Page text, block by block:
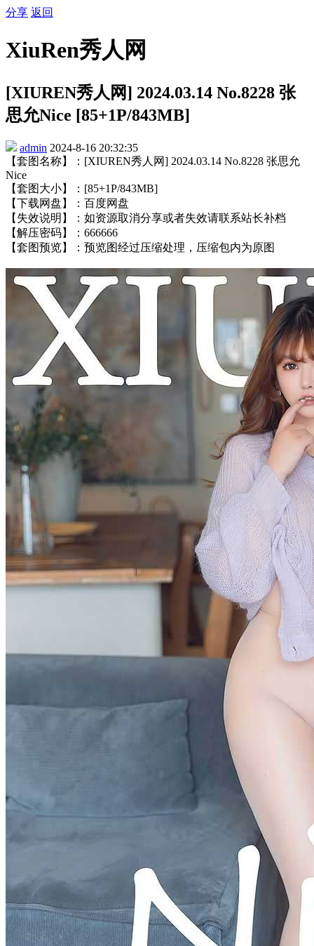
分享 返回
XiuRen秀人网
[XIUREN秀人网] 2024.03.14 No.8228 张
思允Nice [85+1P/843MB]
admin 2024-8-16 20:32:35
【套图名称】：[XIUREN秀人网] 2024.03.14 No.8228 张思允
Nice
【套图大小】：[85+1P/843MB]
【下载网盘】：百度网盘
【失效说明】：如资源取消分享或者失效请联系站长补档
【解压密码】：666666
【套图预览】：预览图经过压缩处理，压缩包内为原图